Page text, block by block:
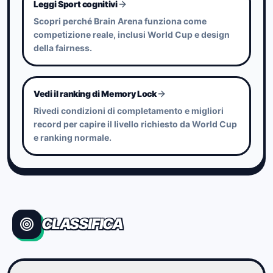
Leggi Sport cognitivi
Scopri perché Brain Arena funziona come
competizione reale, inclusi World Cup e design
della fairness.
Vedi il ranking di Memory Lock
Rivedi condizioni di completamento e migliori
record per capire il livello richiesto da World Cup
e ranking normale.
CLASSIFICA